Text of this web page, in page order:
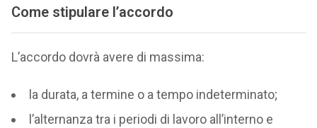
Come stipulare l’accordo
L’accordo dovrà avere di massima:
la durata, a termine o a tempo indeterminato;
l’alternanza tra i periodi di lavoro all’interno e